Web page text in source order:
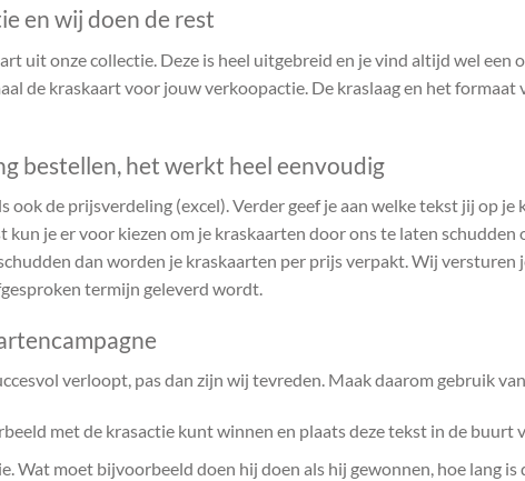
en wij doen de rest
uit onze collectie. Deze is heel uitgebreid en je vind altijd wel
de kraskaart voor jouw verkoopactie. De kraslaag en het
bestellen, het werkt heel eenvoudig
ook de prijsverdeling (excel). Verder geef je aan welke tekst jij op
je er voor kiezen om je kraskaarten door ons te laten
dan worden je kraskaarten per prijs verpakt. Wij
termijn geleverd wordt.
verloopt, pas dan zijn wij tevreden. Maak daarom gebruik
met de krasactie kunt winnen en plaats deze tekst in de buurt
Wat moet bijvoorbeeld doen hij doen als hij gewonnen, hoe lang